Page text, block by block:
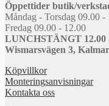
Öppettider butik/
Måndag - Torsdag 09.00 -
Fredag 09.00 - 12.00
LUNCHSTÄNGT 12.00
Wismarsvägen 3, Kalmar
Köpvillkor
Monteringsanvisningar
Kontakta oss